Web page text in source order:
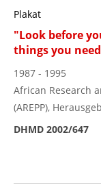
Plakat
"Look before
things you
1987 - 1995
African Research
(AREPP),
DHMD 2002/647